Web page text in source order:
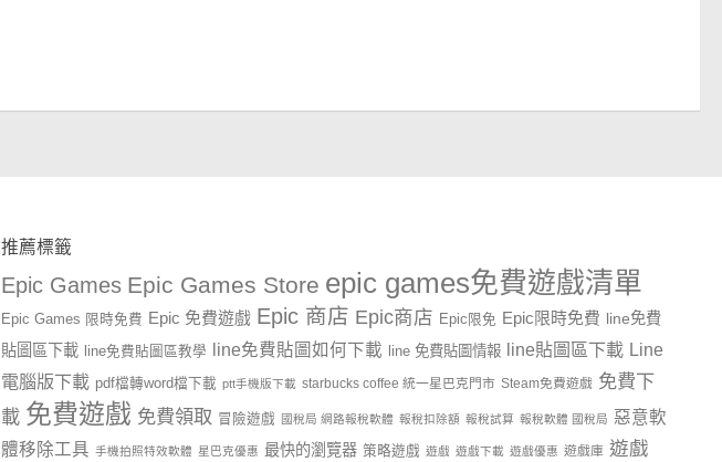
推薦標籤
Epic Games Epic Games Store epic games免費遊戲清單
Epic Games 限時免費 Epic 免費遊戲 Epic 商店 Epic商店 Epic限免 Epic限時免費 line免費
貼圖區下載
line免費貼圖區教學 line免費貼圖如何下載 line 免費貼圖情報 line貼圖區下載 Line
電腦版下載 pdf檔轉word檔下載 ptt手機版下載 starbucks coffee 統一星巴克門市 Steam免費遊戲 免費下
載 免費遊戲 免費領取 冒險遊戲 國稅局 網路報稅軟體 報稅扣除額 報稅試算 報稅軟體 國稅局 惡意軟
體移除工具 手機拍照特效軟體 星巴克優惠 最快的瀏覽器 策略遊戲 遊戲 遊戲下載 遊戲優惠 遊戲庫 遊戲